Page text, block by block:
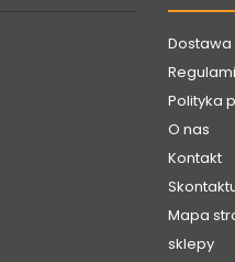
Dostawa
Polityka
O nas
Kontakt
Mapa
sklepy